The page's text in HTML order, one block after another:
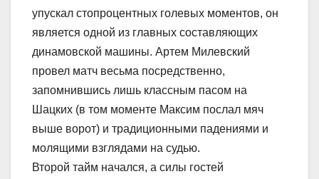
упускал стопроцентных голевых моментов, он
является одной из главных составляющих
динамовской машины. Артем Милевский
провел матч весьма посредственно,
запомнившись лишь классным пасом на
Шацких (в том моменте Максим послал мяч
выше ворот) и традиционными падениями и
молящими взглядами на судью.
Второй тайм начался, а силы гостей